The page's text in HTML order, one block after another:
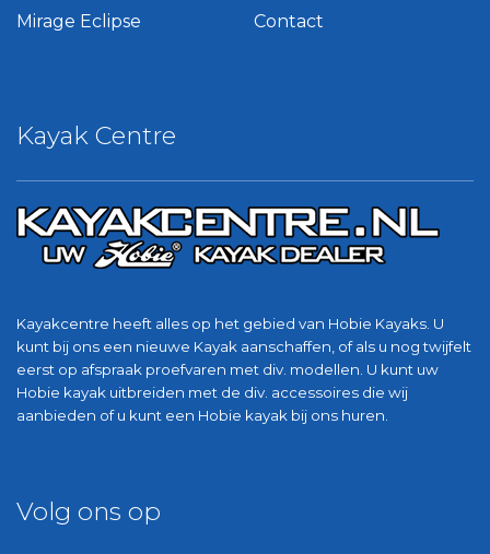
Kayak Centre
Kayakcentre heeft alles op het gebied van Hobie Kayaks. U
kunt bij ons een nieuwe Kayak aanschaffen, of als u nog twijfelt
eerst op afspraak proefvaren met div. modellen. U kunt uw
Hobie kayak uitbreiden met de div. accessoires die wij
aanbieden of u kunt een Hobie kayak bij ons huren.
Mirage Eclipse
Contact
Volg ons op